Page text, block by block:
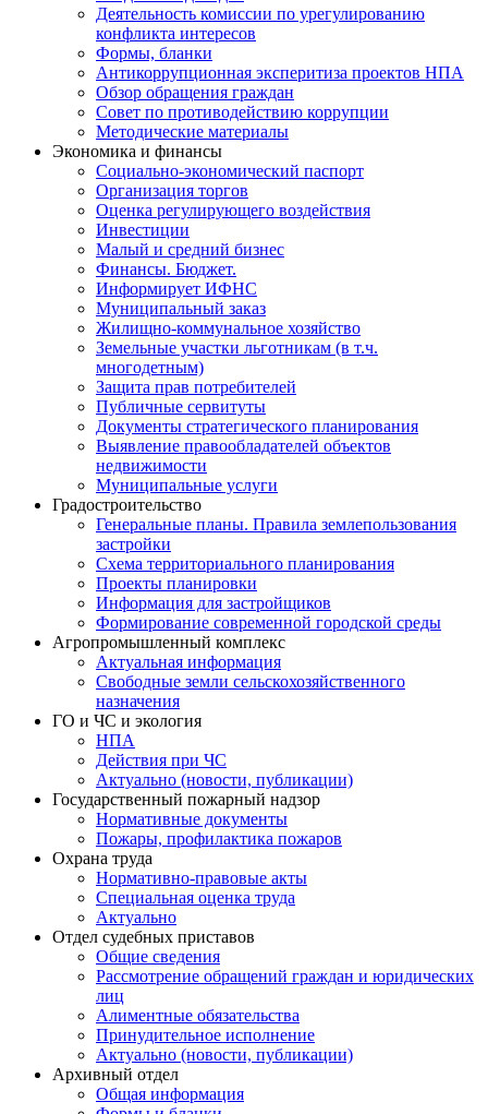
Деятельность комиссии по урегулированию
конфликта интересов
Формы, бланки
Антикоррупционная эксперитиза проектов НПА
Обзор обращения граждан
Совет по противодействию коррупции
Методические материалы
Экономика и финансы
Социально-экономический паспорт
Организация торгов
Оценка регулирующего воздействия
Инвестиции
Малый и средний бизнес
Финансы. Бюджет.
Информирует ИФНС
Муниципальный заказ
Жилищно-коммунальное хозяйство
Земельные участки льготникам (в т.ч.
многодетным)
Защита прав потребителей
Публичные сервитуты
Документы стратегического планирования
Выявление правообладателей объектов
недвижимости
Муниципальные услуги
Градостроительство
Генеральные планы. Правила землепользования
застройки
Схема территориального планирования
Проекты планировки
Информация для застройщиков
Формирование современной городской среды
Агропромышленный комплекс
Актуальная информация
Свободные земли сельскохозяйственного
назначения
ГО и ЧС и экология
НПА
Действия при ЧС
Актуально (новости, публикации)
Государственный пожарный надзор
Нормативные документы
Пожары, профилактика пожаров
Охрана труда
Нормативно-правовые акты
Специальная оценка труда
Актуально
Отдел судебных приставов
Общие сведения
Рассмотрение обращений граждан и юридических
лиц
Алиментные обязательства
Принудительное исполнение
Актуально (новости, публикации)
Архивный отдел
Общая информация